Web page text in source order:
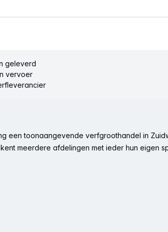
geleverd
vervoer
een toonaangevende verfgroothandel in
meerdere afdelingen met ieder hun eigen